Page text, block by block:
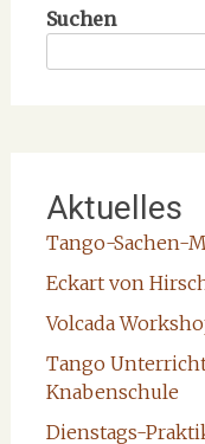
Suchen
Aktuelles
Tango-Sachen-
Eckart von
Volcada
Tango
Knabenschule
Dienstags-